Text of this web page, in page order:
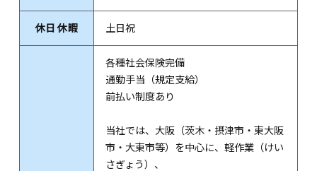
休日休暇 土日祝
各種社会保険完備
通勤手当（規定支給）
前払い制度あり
当社では、大阪（茨木・摂津市・東大阪
市・大東市等）を中心に、軽作業（けい
さぎょう）、